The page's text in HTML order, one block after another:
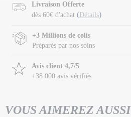
Livraison Offerte
dès 60€ d'achat ( Détails)
+3 Millions de colis
Préparés par nos soins
Avis client 4,7/5
+38 000 avis vérifiés
VOUS AIMEREZ AUSSI